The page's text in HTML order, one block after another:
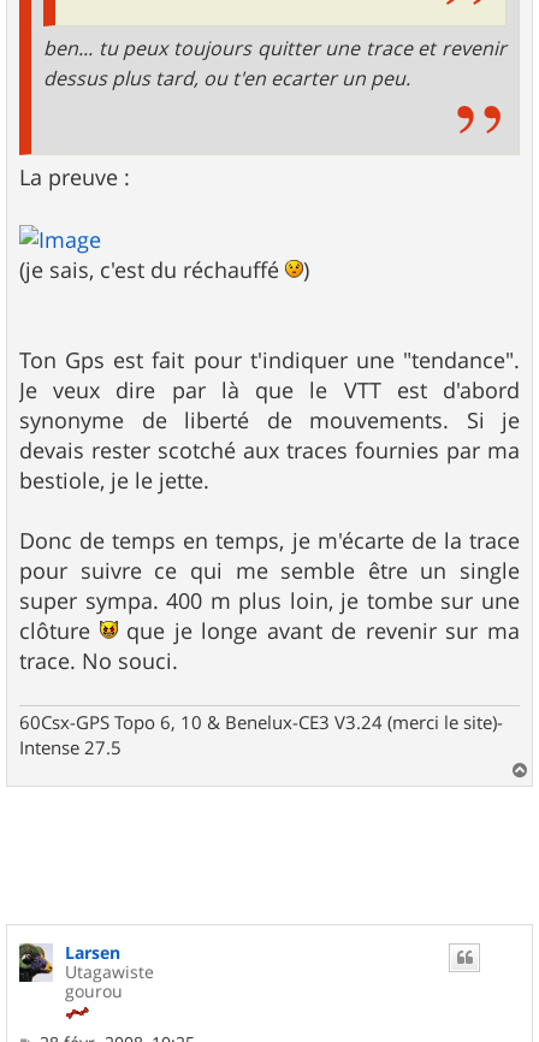
ben... tu peux toujours quitter une trace et revenir
dessus plus tard, ou t'en ecarter un peu.
La preuve :
(je sais, c'est du réchauffé )
Ton Gps est fait pour t'indiquer une "tendance".
Je veux dire par là que le VTT est d'abord
synonyme de liberté de mouvements. Si je
devais rester scotché aux traces fournies par ma
bestiole, je le jette.
Donc de temps en temps, je m'écarte de la trace
pour suivre ce qui me semble être un single
super sympa. 400 m plus loin, je tombe sur une
clôture
que je longe avant de revenir sur ma
trace. No souci.
60Csx-GPS Topo 6, 10 & Benelux-CE3 V3.24 (merci le site)-
Intense 27.5
a
Larsen
Utagawiste
gourou